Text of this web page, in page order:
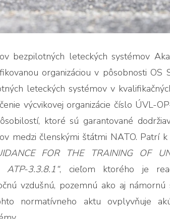
bezpilotných leteckých systémov
organizáciou v pôsobnosti OS
leteckých systémov v
výcvikovej organizácie číslo ÚVL-
ktoré sú garantované
medzi členskými štátmi NATO. Patrí
FOR THE TRAINING OF
3.3.8.1“, cieľom ktorého je
vzdušnú, pozemnú ako aj námornú
normatívneho aktu ovplyvňuje